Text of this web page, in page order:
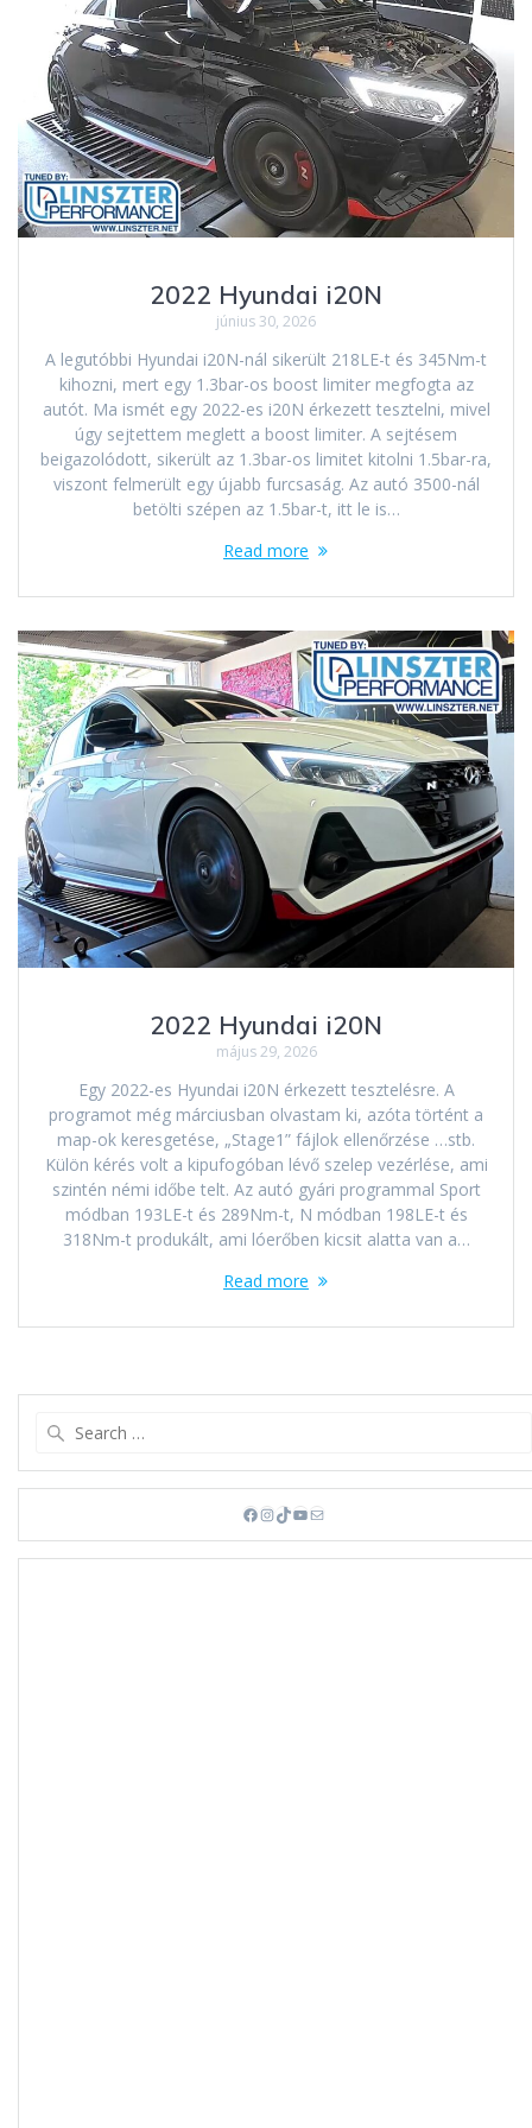
2022 Hyundai i20N
június 30, 2026
A legutóbbi Hyundai i20N-nál sikerült 218LE-t és 345Nm-t
kihozni, mert egy 1.3bar-os boost limiter megfogta az
autót. Ma ismét egy 2022-es i20N érkezett tesztelni, mivel
úgy sejtettem meglett a boost limiter. A sejtésem
beigazolódott, sikerült az 1.3bar-os limitet kitolni 1.5bar-ra,
viszont felmerült egy újabb furcsaság. Az autó 3500-nál
betölti szépen az 1.5bar-t, itt le is…
Read more
2022 Hyundai i20N
május 29, 2026
Egy 2022-es Hyundai i20N érkezett tesztelésre. A
programot még márciusban olvastam ki, azóta történt a
map-ok keresgetése, „Stage1” fájlok ellenőrzése …stb.
Külön kérés volt a kipufogóban lévő szelep vezérlése, ami
szintén némi időbe telt. Az autó gyári programmal Sport
módban 193LE-t és 289Nm-t, N módban 198LE-t és
318Nm-t produkált, ami lóerőben kicsit alatta van a…
Read more
Facebook
Instagram
TikTok
YouTube
Mail